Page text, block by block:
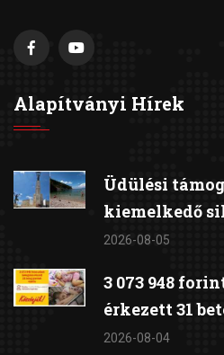
Alapítványi Hírek
Üdülési
kiemelkedő
2026-08-05
3 073 948
érkezett 31
2026-08-04